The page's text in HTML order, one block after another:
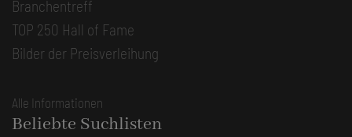
Branchentreff
TOP 250 Hall of Fame
Bilder der Preisverleihung
Alle Informationen
Beliebte Suchlisten